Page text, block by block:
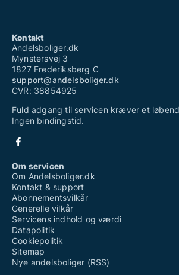
Kontakt
Andelsboliger.dk
Mynstersvej 3
1827 Frederiksberg C
support@andelsboliger.dk
CVR: 38854925
Fuld adgang til servicen kræver et
Ingen bindingstid.
Om servicen
Om Andelsboliger.dk
Kontakt & support
Abonnementsvilkår
Generelle vilkår
Servicens indhold og værdi
Datapolitik
Cookiepolitik
Sitemap
Nye andelsboliger (RSS)